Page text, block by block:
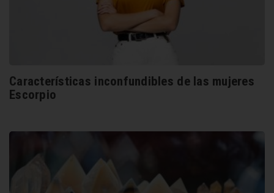
Características inconfundibles de las mujeres
Escorpio